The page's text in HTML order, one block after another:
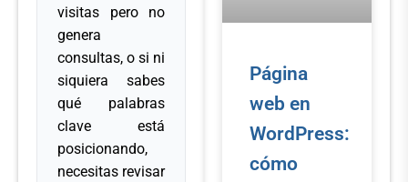
visitas pero no
genera
consultas, o si ni
siquiera sabes
qué palabras
clave está
posicionando,
necesitas revisar
Página
web en
WordPress:
cómo